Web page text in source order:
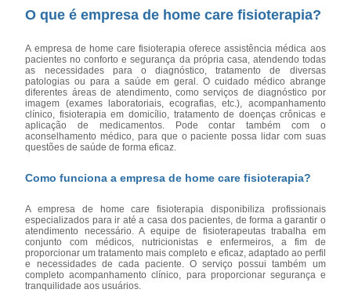
O que é empresa de home care fisioterapia?
A empresa de home care fisioterapia oferece assistência médica aos
pacientes no conforto e segurança da própria casa, atendendo todas
as necessidades para o diagnóstico, tratamento de diversas
patologias ou para a saúde em geral. O cuidado médico abrange
diferentes áreas de atendimento, como serviços de diagnóstico por
imagem (exames laboratoriais, ecografias, etc.), acompanhamento
clínico, fisioterapia em domicílio, tratamento de doenças crônicas e
aplicação de medicamentos. Pode contar também com o
aconselhamento médico, para que o paciente possa lidar com suas
questões de saúde de forma eficaz.
Como funciona a empresa de home care fisioterapia?
A empresa de home care fisioterapia disponibiliza profissionais
especializados para ir até a casa dos pacientes, de forma a garantir o
atendimento necessário. A equipe de fisioterapeutas trabalha em
conjunto com médicos, nutricionistas e enfermeiros, a fim de
proporcionar um tratamento mais completo e eficaz, adaptado ao perfil
e necessidades de cada paciente. O serviço possui também um
completo acompanhamento clínico, para proporcionar segurança e
tranquilidade aos usuários.